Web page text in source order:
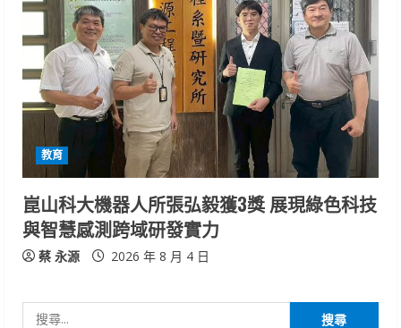
教育
崑山科大機器人所張弘毅獲3獎 展現綠色科技
與智慧感測跨域研發實力
蔡 永源 2026 年 8 月 4 日